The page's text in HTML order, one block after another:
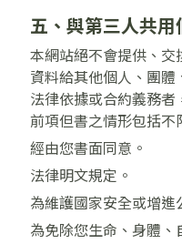
五、與第三人共用
本網站絕不會提供、交
資料給其他個人、團
法律依據或合約義務者
前項但書之情形包括不
經由您書面同意。
法律明文規定。
為維護國家安全或增進
為免除您生命、身體、